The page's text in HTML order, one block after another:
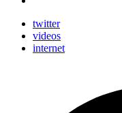
twitter
videos
internet